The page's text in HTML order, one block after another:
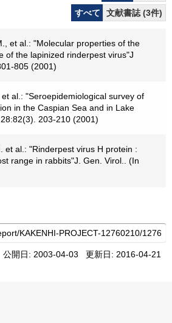
すべて
文献書誌 (3件)
et al.: "Molecular properties of the
of the lapinized rinderpest virus"J
805 (2001)
al.: "Seroepidemiological survey of
in the Caspian Sea and in Lake
203-210 (2001)
et al.: "Rinderpest virus H protein :
range in rabbits"J. Gen. Virol.. (In
公開日: 2003-04-03 更新日: 2016-04-21